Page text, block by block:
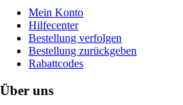
Mein Konto
Hilfecenter
Bestellung verfolgen
Bestellung zurückgeben
Rabattcodes
Über uns